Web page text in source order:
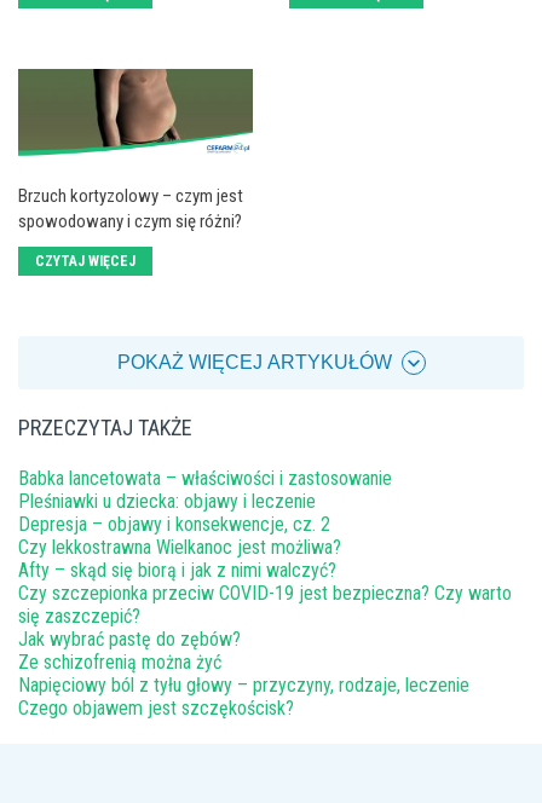
Brzuch kortyzolowy – czym jest
spowodowany i czym się różni?
CZYTAJ WIĘCEJ
POKAŻ WIĘCEJ ARTYKUŁÓW
PRZECZYTAJ TAKŻE
Babka lancetowata – właściwości i zastosowanie
Pleśniawki u dziecka: objawy i leczenie
Depresja – objawy i konsekwencje, cz. 2
Czy lekkostrawna Wielkanoc jest możliwa?
Afty – skąd się biorą i jak z nimi walczyć?
Czy szczepionka przeciw COVID-19 jest bezpieczna? Czy warto
się zaszczepić?
Jak wybrać pastę do zębów?
Ze schizofrenią można żyć
Napięciowy ból z tyłu głowy – przyczyny, rodzaje, leczenie
Czego objawem jest szczękościsk?